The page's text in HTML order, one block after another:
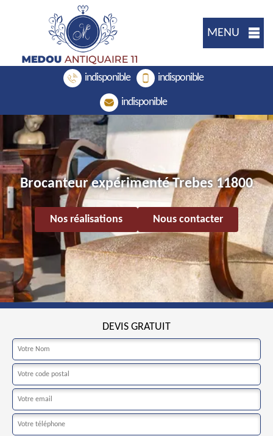
MENU
indisponible indisponible
indisponible
Brocanteur expérimenté Trebes 11800
Nos réalisations Nous contacter
DEVIS GRATUIT